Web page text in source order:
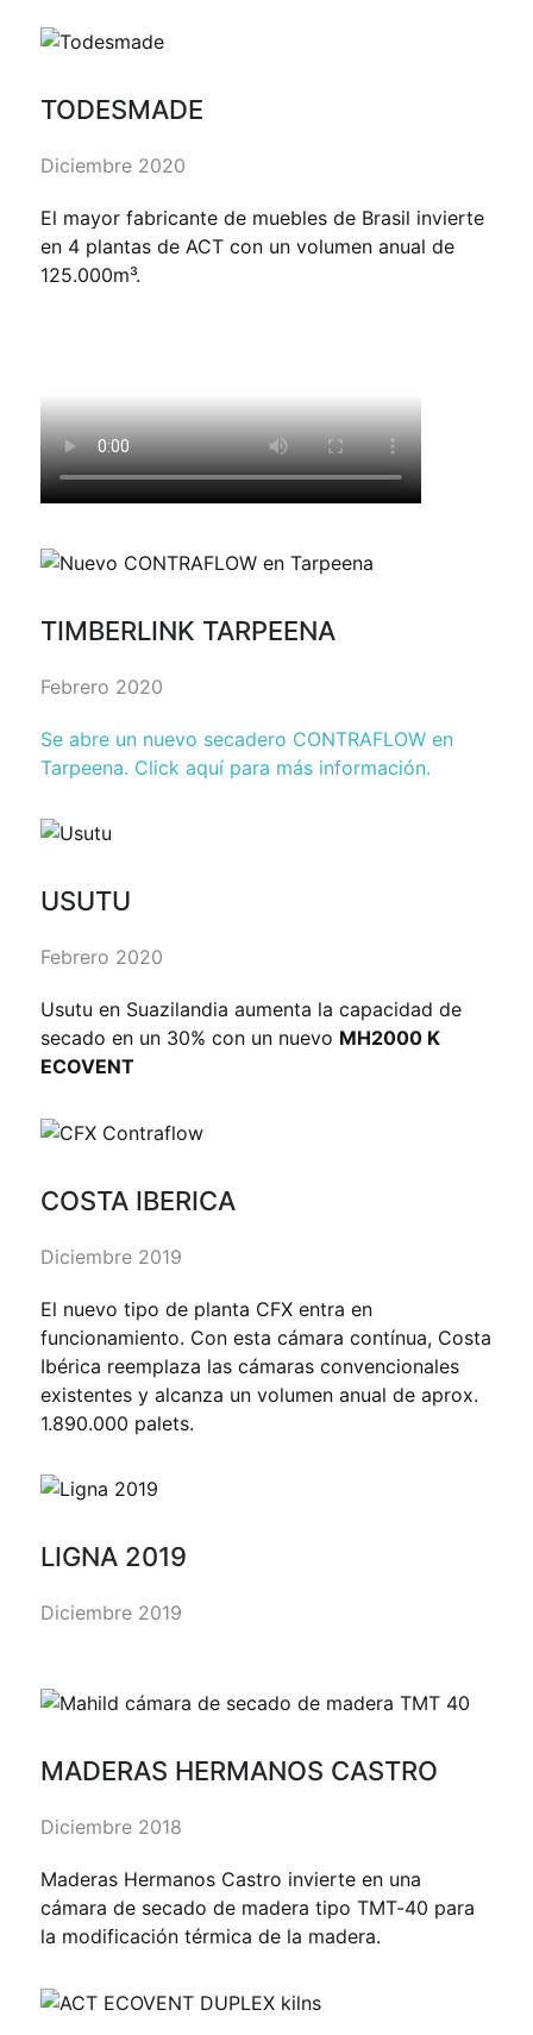
TODESMADE
Diciembre 2020
El mayor fabricante de muebles de Brasil invierte
en 4 plantas de ACT con un volumen anual de
125.000m³.
TIMBERLINK TARPEENA
Febrero 2020
Se abre un nuevo secadero CONTRAFLOW en
Tarpeena. Click aquí para más información.
USUTU
Febrero 2020
Usutu en Suazilandia aumenta la capacidad de
secado en un 30% con un nuevo MH2000 K
ECOVENT
COSTA IBERICA
Diciembre 2019
El nuevo tipo de planta CFX entra en
funcionamiento. Con esta cámara contínua, Costa
Ibérica reemplaza las cámaras convencionales
existentes y alcanza un volumen anual de aprox.
1.890.000 palets.
LIGNA 2019
Diciembre 2019
MADERAS HERMANOS CASTRO
Diciembre 2018
Maderas Hermanos Castro invierte en una
cámara de secado de madera tipo TMT-40 para
la modificación térmica de la madera.